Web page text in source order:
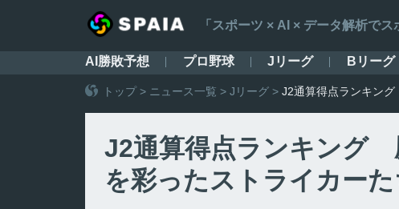
「スポーツ × AI × データ解析でス
AI勝敗予想 プロ野球 Jリーグ Bリーグ
トップ> ニュース一覧 > Jリーグ > J2通算得点ランキン
J2通算得点ランキング
を彩ったストライカーた